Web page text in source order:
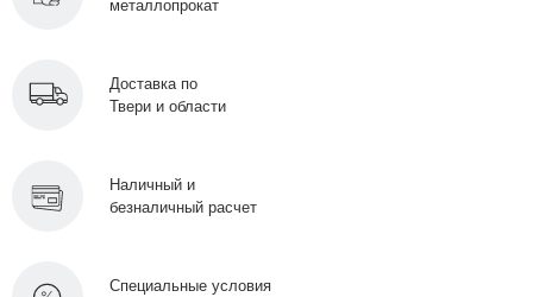
металлопрокат
Доставка по
Твери и области
Специальные условия
Наличный и
безналичный расчет